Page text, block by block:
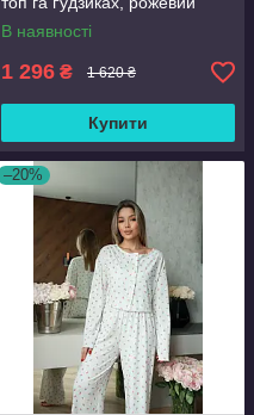
В наявності
1 296 ₴ 1 620 ₴
Купити
–20%